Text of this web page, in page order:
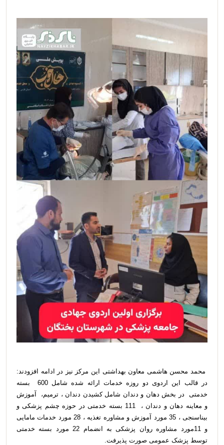
محمد محسن هاشمی معاون بهداشتی این مرکز نیز در ادامه افزودند:
در قالب این اردوی دو روزه خدمات ارائه شده شامل 600 بسته
خدمتی در بخش دهان و دندان شامل کشیدن دندان ، ترمیم، آموزش
و معاینه دهان و دندان ، 111 بسته خدمتی در حوزه چشم پزشکی و
بیناسنجی ، 35 مورد آموزش و مشاوره تغذیه ، 28 مورد خدمات مامایی
و 11مورد مشاوره روان پزشکی به انضمام 22 مورد بسته خدمتی
توسط پزشک عمومی صورت پذیرفت.